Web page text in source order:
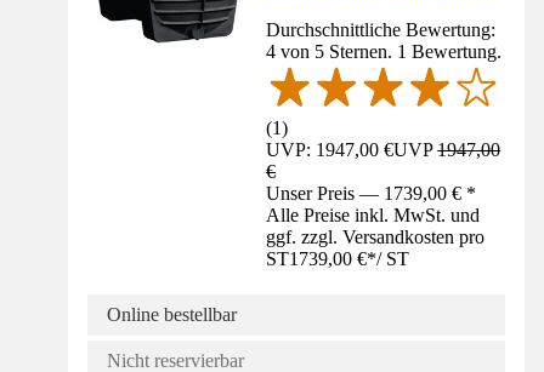
Durchschnittliche Bewertung:
4 von 5 Sternen. 1 Bewertung.
(1)
UVP: 1947,00 €UVP1947,00
€
Unser Preis — 1739,00 € *
Alle Preise inkl. MwSt. und
ggf. zzgl. Versandkosten pro
ST1739,00 €*/ ST
Online bestellbar
Nicht reservierbar